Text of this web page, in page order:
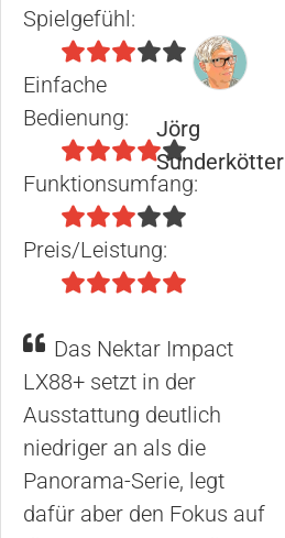
Spielgefühl:
Einfache
Bedienung:
Funktionsumfang:
Preis/Leistung:
Jörg
Sunderkötter
Das Nektar Impact
LX88+ setzt in der
Ausstattung deutlich
niedriger an als die
Panorama-Serie, legt
dafür aber den Fokus auf